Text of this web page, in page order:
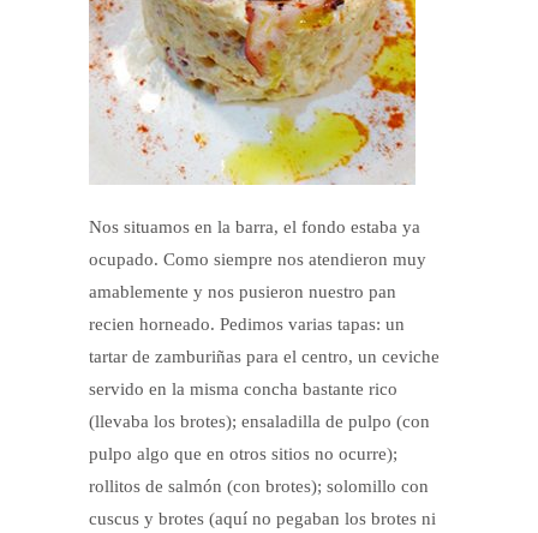
Nos situamos en la barra, el fondo estaba ya
ocupado. Como siempre nos atendieron muy
amablemente y nos pusieron nuestro pan
recien horneado. Pedimos varias tapas: un
tartar de zamburiñas para el centro, un ceviche
servido en la misma concha bastante rico
(llevaba los brotes); ensaladilla de pulpo (con
pulpo algo que en otros sitios no ocurre);
rollitos de salmón (con brotes); solomillo con
cuscus y brotes (aquí no pegaban los brotes ni